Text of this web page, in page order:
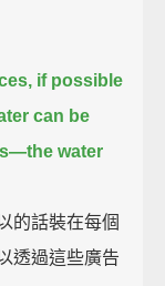
if possible
can be
water
的話裝在每個
透過這些廣告